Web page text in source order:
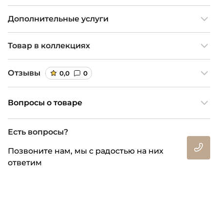
Дополнительные услуги
Товар в коллекциях
Отзывы 0,0 0
Вопросы о товаре
Есть вопросы?
Позвоните нам, мы с радостью на них
ответим